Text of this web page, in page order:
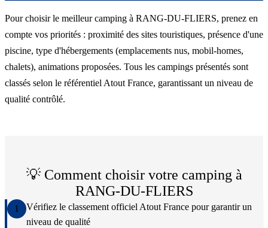
Pour choisir le meilleur camping à RANG-DU-FLIERS, prenez en
compte vos priorités : proximité des sites touristiques, présence d'une
piscine, type d'hébergements (emplacements nus, mobil-homes,
chalets), animations proposées. Tous les campings présentés sont
classés selon le référentiel Atout France, garantissant un niveau de
qualité contrôlé.
💡 Comment choisir votre camping à
RANG-DU-FLIERS
1
Vérifiez le classement officiel Atout France pour garantir un
niveau de qualité